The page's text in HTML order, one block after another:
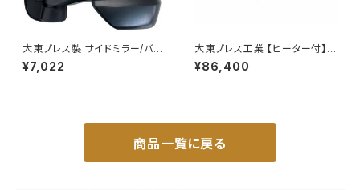
大東プレス製 サイドミラー/バッ
クミラー左 (助手席側) アクティ
トラック HA6 HA7 DI-650
¥7,022
大東プレス工業 【ヒーター付】ハ
イウェイリモコンミラー DI-722
1CXE
¥86,400
商品一覧に戻る